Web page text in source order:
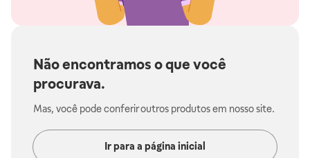
Não encontramos o que você
procurava.
Mas, você pode conferir outros produtos em nosso site.
Ir para a página inicial